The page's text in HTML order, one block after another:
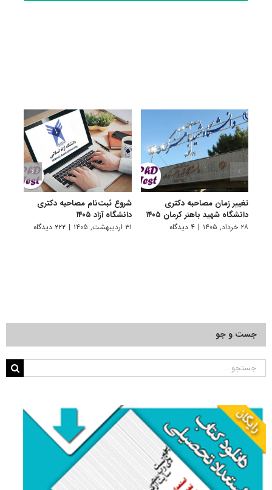
تغییر زمان مصاحبه دکتری
دانشگاه شهید باهنر کرمان ۱۴۰۵
۲۸ خرداد, ۱۴۰۵ | ۴ دیدگاه
شروع ثبت‌نام مصاحبه دکتری
دانشگاه آزاد ۱۴۰۵
۳۱ اردیبهشت, ۱۴۰۵ | ۲۲۲ دیدگاه
جست و جو
جستجو